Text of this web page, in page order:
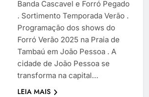
Banda Cascavel e Forró Pegado
. Sortimento Temporada Verão .
Programação dos shows do
Forró Verão 2025 na Praia de
Tambaú em João Pessoa . A
cidade de João Pessoa se
transforma na capital…
LEIA MAIS